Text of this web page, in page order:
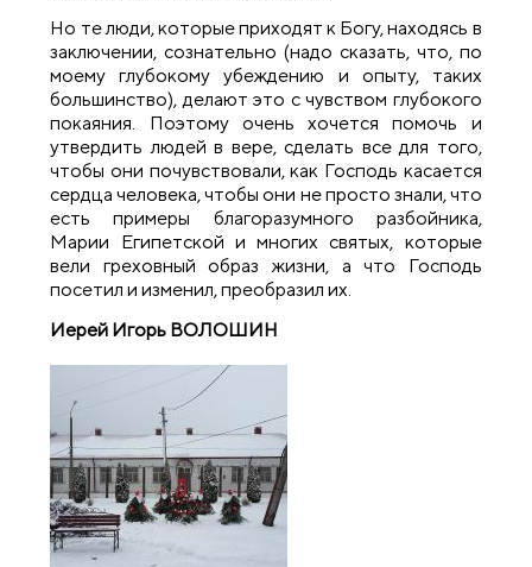
Но те люди, которые приходят к Богу, находясь в
заключении, сознательно (надо сказать, что, по
моему глубокому убеждению и опыту, таких
большинство), делают это с чувством глубокого
покаяния. Поэтому очень хочется помочь и
утвердить людей в вере, сделать все для того,
чтобы они почувствовали, как Господь касается
сердца человека, чтобы они не просто знали, что
есть примеры благоразумного разбойника,
Марии Египетской и многих святых, которые
вели греховный образ жизни, а что Господь
посетил и изменил, преобразил их.
Иерей Игорь ВОЛОШИН